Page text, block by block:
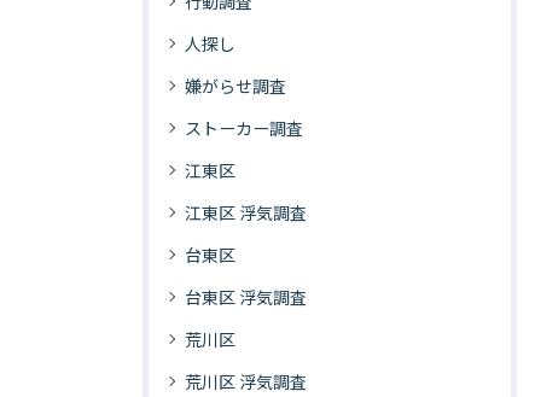
人探し
嫌がらせ調査
ストーカー調査
江東区
江東区 浮気調査
台東区
台東区 浮気調査
荒川区
荒川区 浮気調査